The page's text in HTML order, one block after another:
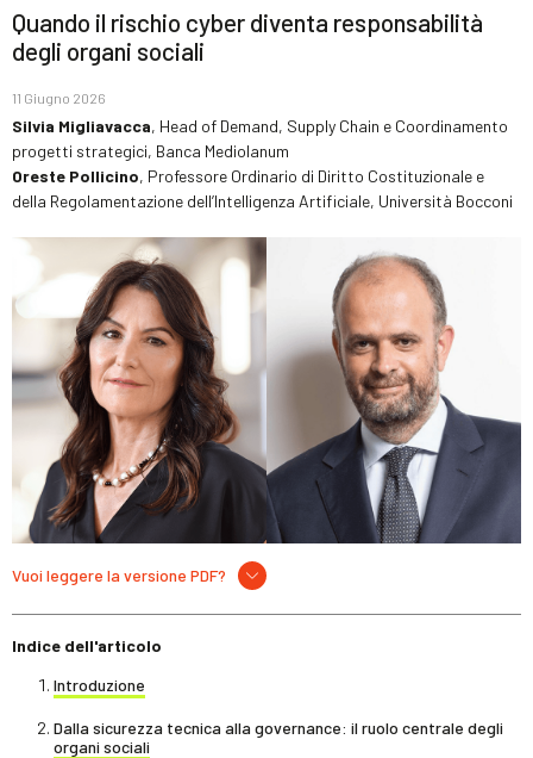
Quando il rischio cyber diventa responsabilità
degli organi sociali
11 Giugno 2026
Silvia Migliavacca, Head of Demand, Supply Chain e Coordinamento
progetti strategici, Banca Mediolanum
Oreste Pollicino, Professore Ordinario di Diritto Costituzionale e
della Regolamentazione dell’Intelligenza Artificiale, Università Bocconi
Vuoi leggere la versione PDF?
Indice dell'articolo
Introduzione
Dalla sicurezza tecnica alla governance: il ruolo centrale degli
organi sociali